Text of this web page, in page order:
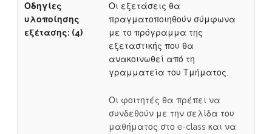
Οδηγίες
υλοποίησης
εξέτασης: (4)
Οι εξετάσεις θα
πραγματοποιηθούν σύμφωνα
με το πρόγραμμα της
εξεταστικής που θα
ανακοινωθεί από τη
γραμματεία του Τμήματος.
Οι φοιτητές θα πρέπει να
συνδεθούν με την σελίδα του
μαθήματος στο e-class και να